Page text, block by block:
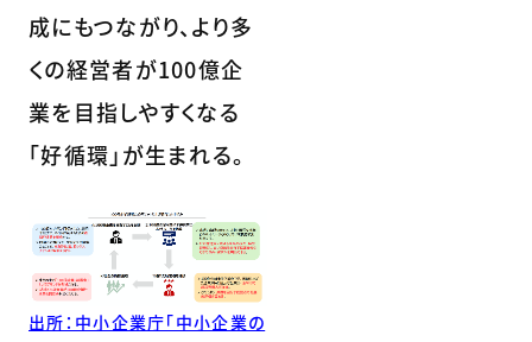
成にもつながり、より多
くの経営者が100億企
業を目指しやすくなる
「好循環」が生まれる。
出所：中小企業庁「中小企業の